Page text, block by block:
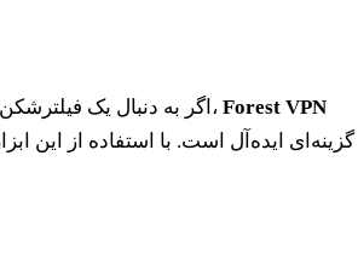
اگر به دنبال یک فیلترشکن امن، سریع و مقرون به صرفه برای کامپیوتر خود هستید، Forest VPN
گزینه‌ای ایده‌آل است. با استفاده از این